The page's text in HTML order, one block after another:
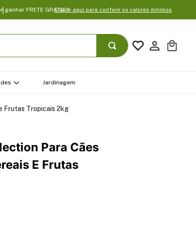
ganhar FRETE GRATIS?Clique aqui para conferir os valores mínimos
Jardinagem
Frutas Tropicais 2kg
Para Cães
E Frutas